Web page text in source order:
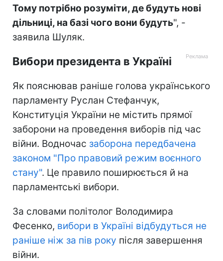
Тому потрібно розуміти, де будуть нові
дільниці, на базі чого вони будуть", -
заявила Шуляк.
Вибори президента в Україні
Як пояснював раніше голова українського
парламенту Руслан Стефанчук,
Конституція України не містить прямої
заборони на проведення виборів під час
війни. Водночас заборона передбачена
законом "Про правовий режим воєнного
стану". Це правило поширюється й на
парламентські вибори.
За словами політолог Володимира
Фесенко, вибори в Україні відбудуться не
раніше ніж за пів року після завершення
війни.